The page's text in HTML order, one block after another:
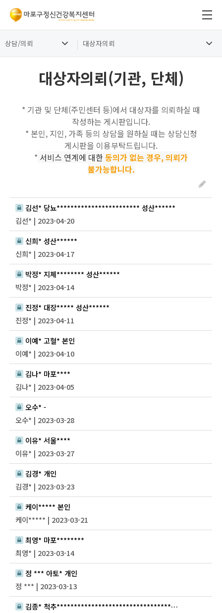
상담/의뢰 대상자의뢰
대상자의뢰(기관, 단체)
* 기관 및 단체(주민센터 등)에서 대상자를 의뢰하실 때
작성하는 게시판입니다.
* 본인, 지인, 가족 등의 상담을 원하실 때는 상담신청
게시판을 이용부탁드립니다.
* 서비스 연계에 대한동의가 없는 경우, 의뢰가
불가능합니다.
김선* 당뇨************************ 성산******
김선* | 2023-04-20
신희* 성산******
신희* | 2023-04-17
박정* 지체******** 성산******
박정* | 2023-04-14
진정* 대장***** 성산******
진정* | 2023-04-11
이예* 고혈* 본인
이예* | 2023-04-10
김나* 마포****
김나* | 2023-04-05
오수* -
오수* | 2023-03-28
이유* 서울****
이유* | 2023-03-27
김경* 개인
김경* | 2023-03-23
케이***** 본인
케이***** | 2023-03-21
최영* 마포********
최영* | 2023-03-14
정 *** 아토* 개인
정 *** | 2023-03-13
김종* 척추***************************************** 성산*******